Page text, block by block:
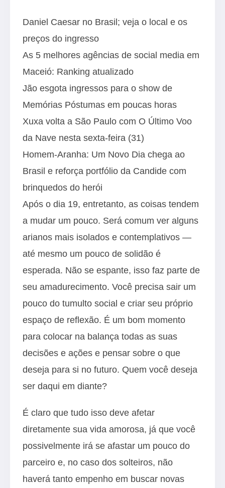
Daniel Caesar no Brasil; veja o local e os
preços do ingresso
As 5 melhores agências de social media em
Maceió: Ranking atualizado
Jão esgota ingressos para o show de
Memórias Póstumas em poucas horas
Xuxa volta a São Paulo com O Último Voo
da Nave nesta sexta-feira (31)
Homem-Aranha: Um Novo Dia chega ao
Brasil e reforça portfólio da Candide com
brinquedos do herói
Após o dia 19, entretanto, as coisas tendem
a mudar um pouco. Será comum ver alguns
arianos mais isolados e contemplativos —
até mesmo um pouco de solidão é
esperada. Não se espante, isso faz parte de
seu amadurecimento. Você precisa sair um
pouco do tumulto social e criar seu próprio
espaço de reflexão. É um bom momento
para colocar na balança todas as suas
decisões e ações e pensar sobre o que
deseja para si no futuro. Quem você deseja
ser daqui em diante?
É claro que tudo isso deve afetar
diretamente sua vida amorosa, já que você
possivelmente irá se afastar um pouco do
parceiro e, no caso dos solteiros, não
haverá tanto empenho em buscar novas